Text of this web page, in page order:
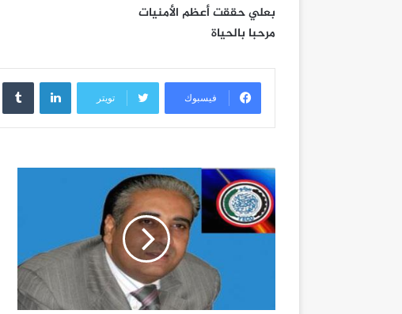
بعلي حققت أعظم الأمنيات
مرحبا بالحياة
فيسبوك تويتر
لينكدإن